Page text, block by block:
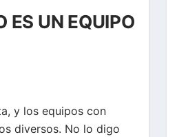
ES UN EQUIPO
y los equipos con
diversos. No lo digo